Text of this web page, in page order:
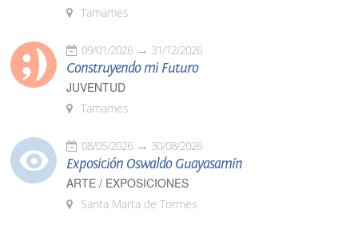
Tamames
09/01/2026 31/12/2026
Construyendo mi Futuro
JUVENTUD
Tamames
08/05/2026 30/08/2026
Exposición Oswaldo Guayasamín
ARTE / EXPOSICIONES
Santa Marta de Tormes